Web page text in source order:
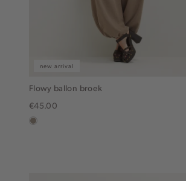
new arrival
Flowy ballon broek
€45.00
taupe,